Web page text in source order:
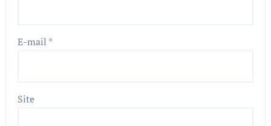
E-mail *
Site